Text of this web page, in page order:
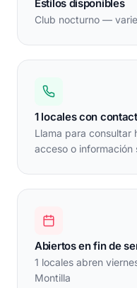
Estilos disponibles
Club nocturno —
1 locales con
Llama para consultar
acceso o información
Abiertos en fin de
1 locales abren
Montilla